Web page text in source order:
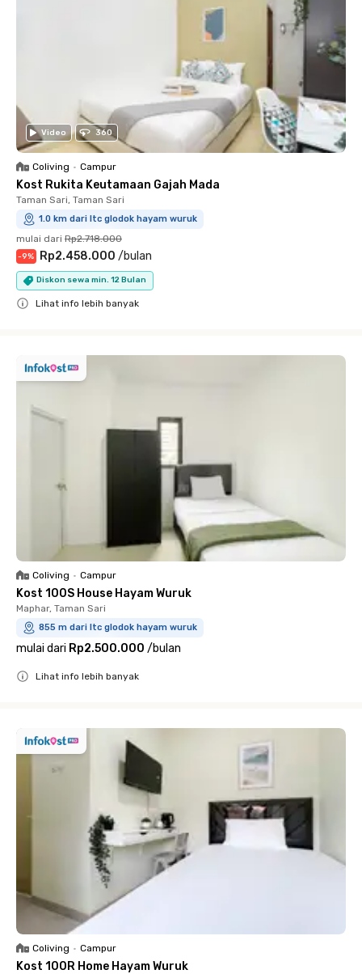
Video 360
Coliving • Campur
Kost Rukita Keutamaan Gajah Mada
Taman Sari, Taman Sari
1.0 km dari ltc glodok hayam wuruk
mulai dari Rp2.718.000
-9% Rp2.458.000 /bulan
Diskon sewa min. 12 Bulan
Lihat info lebih banyak
Coliving • Campur
Kost 100S House Hayam Wuruk
Maphar, Taman Sari
855 m dari ltc glodok hayam wuruk
mulai dari Rp2.500.000 /bulan
Lihat info lebih banyak
Coliving • Campur
Kost 100R Home Hayam Wuruk